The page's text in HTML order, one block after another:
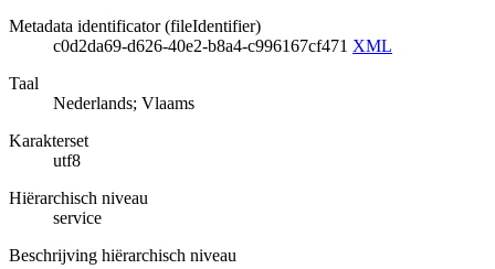
Metadata identificator (fileIdentifier)
c0d2da69-d626-40e2-b8a4-c996167cf471 XML
Taal
Nederlands; Vlaams
Karakterset
utf8
Hiërarchisch niveau
service
Beschrijving hiërarchisch niveau